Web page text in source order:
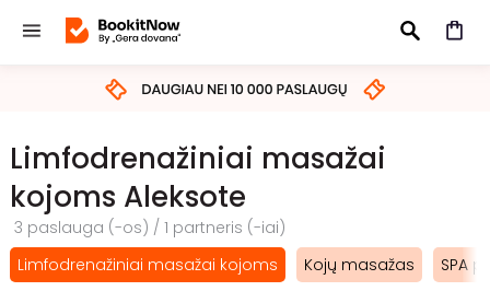
IEŠKOTI
Limfodrenažiniai masažai
kojoms Aleksote
3 paslauga (-os) / 1 partneris (-iai)
Limfodrenažiniai masažai kojoms
Kojų masažas SPA